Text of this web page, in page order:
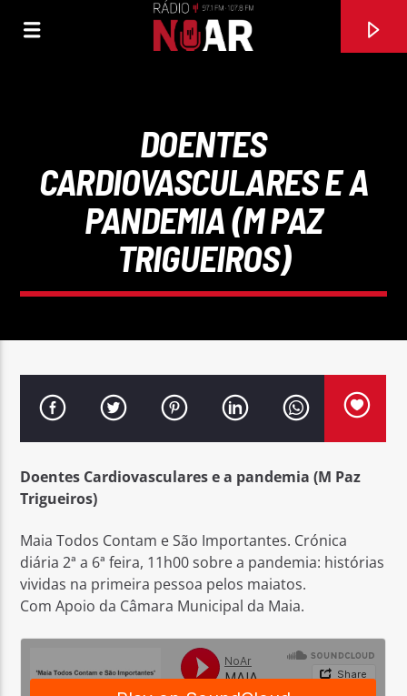
FAIXA ATUAL
97.1FM E 107.8 FM
RÁDIO NOAR
Rádio No ar
DOENTES
CARDIOVASCULARES E A
PANDEMIA (M PAZ
TRIGUEIROS)
Doentes Cardiovasculares e a pandemia (M Paz
Trigueiros)
Maia Todos Contam e São Importantes. Crónica
diária 2ª a 6ª feira, 11h00 sobre a pandemia: histórias
vividas na primeira pessoa pelos maiatos.
Com Apoio da Câmara Municipal da Maia.